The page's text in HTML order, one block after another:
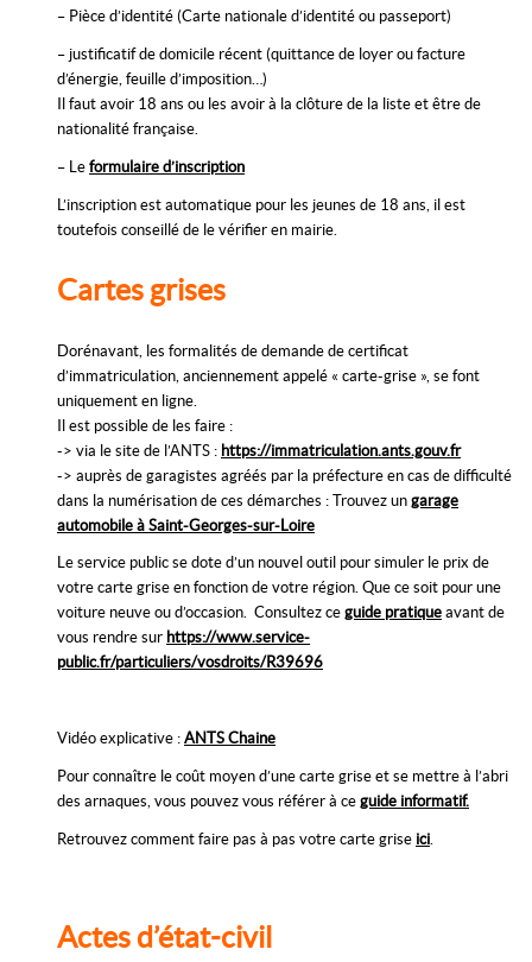
– Pièce d’identité (Carte nationale d’identité ou passeport)
– justificatif de domicile récent (quittance de loyer ou facture
d’énergie, feuille d’imposition…)
Il faut avoir 18 ans ou les avoir à la clôture de la liste et être de
nationalité française.
– Le formulaire d’inscription
L’inscription est automatique pour les jeunes de 18 ans, il est
toutefois conseillé de le vérifier en mairie.
Cartes grises
Dorénavant, les formalités de demande de certificat
d’immatriculation, anciennement appelé « carte-grise », se font
uniquement en ligne.
Il est possible de les faire :
-> via le site de l’ANTS : https://immatriculation.ants.gouv.fr
-> auprès de garagistes agréés par la préfecture en cas de difficulté
dans la numérisation de ces démarches : Trouvez un garage
automobile à Saint-Georges-sur-Loire
Le service public se dote d’un nouvel outil pour simuler le prix de
votre carte grise en fonction de votre région. Que ce soit pour une
voiture neuve ou d’occasion. Consultez ce guide pratique avant de
vous rendre sur https://www.service-
public.fr/particuliers/vosdroits/R39696
Vidéo explicative : ANTS Chaine
Pour connaître le coût moyen d’une carte grise et se mettre à l’abri
des arnaques, vous pouvez vous référer à ce guide informatif.
Retrouvez comment faire pas à pas votre carte grise ici
Actes d’état-civil